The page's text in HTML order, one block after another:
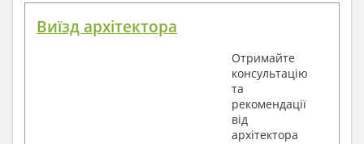
Виїзд архітектора
Отримайте
консультацію
та
рекомендації
від
архітектора